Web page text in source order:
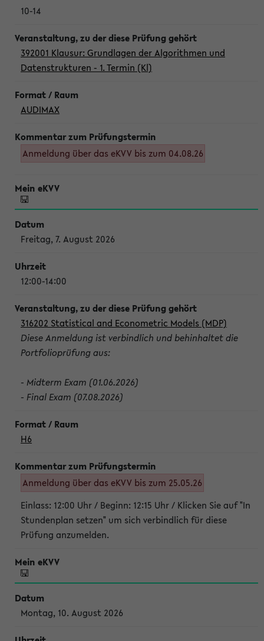
10-14
392001 Klausur: Grundlagen der Algorithmen und
Datenstrukturen - 1. Termin (Kl)
AUDIMAX
Anmeldung über das eKVV bis zum 04.08.26
Freitag, 7. August 2026
12:00-14:00
316202 Statistical and Econometric Models (MDP)
Diese Anmeldung ist verbindlich und behinhaltet die
Portfolioprüfung aus:
- Midterm Exam (01.06.2026)
- Final Exam (07.08.2026)
H6
Anmeldung über das eKVV bis zum 25.05.26
Einlass: 12:00 Uhr / Beginn: 12:15 Uhr / Klicken Sie auf "In
Stundenplan setzen" um sich verbindlich für diese
Prüfung anzumelden.
Montag, 10. August 2026